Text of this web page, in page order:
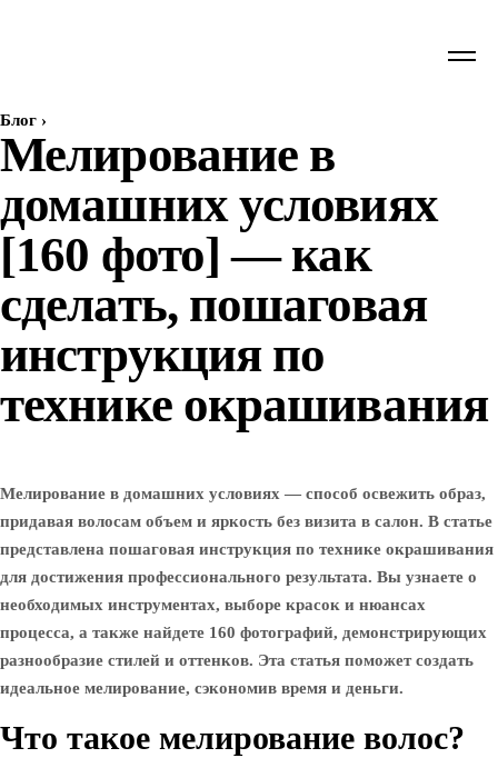
Блог ›
Мелирование в
домашних условиях
[160 фото] — как
сделать, пошаговая
инструкция по
технике окрашивания
Мелирование в домашних условиях — способ освежить образ,
придавая волосам объем и яркость без визита в салон. В статье
представлена пошаговая инструкция по технике окрашивания
для достижения профессионального результата. Вы узнаете о
необходимых инструментах, выборе красок и нюансах
процесса, а также найдете 160 фотографий, демонстрирующих
разнообразие стилей и оттенков. Эта статья поможет создать
идеальное мелирование, сэкономив время и деньги.
Что такое мелирование волос?